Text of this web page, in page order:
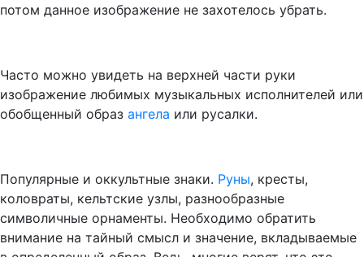
потом данное изображение не захотелось убрать.
Часто можно увидеть на верхней части руки
изображение любимых музыкальных исполнителей или
обобщенный образ ангела или русалки.
Популярные и оккультные знаки. Руны, кресты,
коловраты, кельтские узлы, разнообразные
символичные орнаменты. Необходимо обратить
внимание на тайный смысл и значение, вкладываемые